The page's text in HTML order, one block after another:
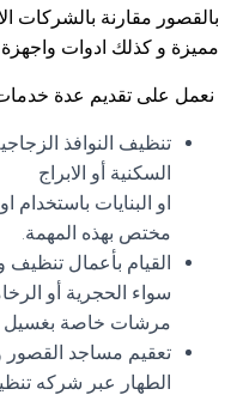
بالقصور مقارنة بالشركات
مميزة و كذلك ادوات واجهزة
نعمل على تقديم عدة
تنظيف النوافذ
السكنية أو الابراج
او البنايات
مختص بهذه المهمة.
القيام بأعمال تنظيف
سواء الحجرية أو
مرشات خاصة بغسيل
تعقيم مساجد القصور
الطهار عبر شركه